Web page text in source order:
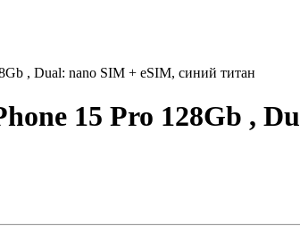
, Dual: nano SIM + eSIM, синий титан
15 Pro 128Gb ,